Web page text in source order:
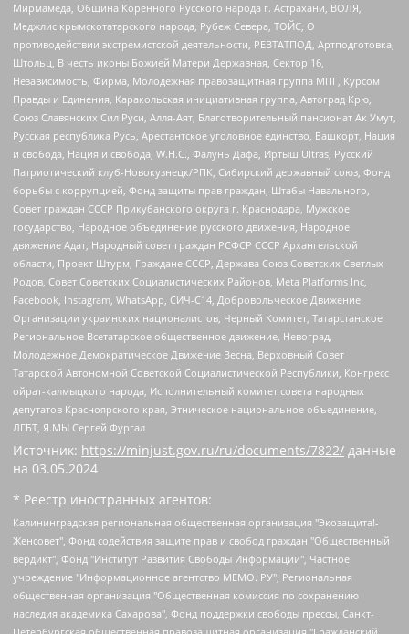
Мирмамеда, Община Коренного Русского народа г. Астрахани, ВОЛЯ,
Меджлис крымскотатарского народа, Рубеж Севера, ТОЙС, О
противодействии экстремистской деятельности, РЕВТАТПОД, Артподготовка,
Штольц, В честь иконы Божией Матери Державная, Сектор 16,
Независимость, Фирма, Молодежная правозащитная группа МПГ, Курсом
Правды и Единения, Каракольская инициативная группа, Автоград Крю,
Союз Славянских Сил Руси, Алля-Аят, Благотворительный пансионат Ак Умут,
Русская республика Русь, Арестантское уголовное единство, Башкорт, Нация
и свобода, Нация и свобода, W.H.С., Фалунь Дафа, Иртыш Ultras, Русский
Патриотический клуб-Новокузнецк/РПК, Сибирский державный союз, Фонд
борьбы с коррупцией, Фонд защиты прав граждан, Штабы Навального,
Совет граждан СССР Прикубанского округа г. Краснодара, Мужское
государство, Народное объединение русского движения, Народное
движение Адат, Народный совет граждан РСФСР СССР Архангельской
области, Проект Штурм, Граждане СССР, Держава Союз Советских Светлых
Родов, Совет Советских Социалистических Районов, Meta Platforms Inc,
Facebook, Instagram, WhatsApp, СИЧ-С14, Добровольческое Движение
Организации украинских националистов, Черный Комитет, Татарстанское
Региональное Всетатарское общественное движение, Невоград,
Молодежное Демократическое Движение Весна, Верховный Совет
Татарской Автономной Советской Социалистической Республики, Конгресс
ойрат-калмыцкого народа, Исполнительный комитет совета народных
депутатов Красноярского края, Этническое национальное объединение,
ЛГБТ, Я.МЫ Сергей Фургал
Источник: https://minjust.gov.ru/ru/documents/7822/ данные
на 03.05.2024
* Реестр иностранных агентов:
Калининградская региональная общественная организация "Экозащита!-Женсовет", Фонд содействия защите прав и свобод граждан "Общественный вердикт", Фонд "Институт Развития Свободы Информации", Частное учреждение "Информационное агентство МЕМО. РУ", Региональная общественная организация "Общественная комиссия по сохранению наследия академика Сахарова", Фонд поддержки свободы прессы, Санкт-Петербургская общественная правозащитная организация "Гражданский контроль", Межрегиональная общественная организация "Информационно-просветительский центр "Мемориал", Региональный Фонд "Центр Защиты Прав Средств Массовой Информации", с 05.12.2023 Фонд "Центр Защиты Прав Средств массовой информации", Региональная общественная благотворительная организация помощи беженцам и мигрантам "Гражданское содействие", Негосударственное образовательное учреждение дополнительного профессионального образования (повышение квалификации) специалистов "АКАДЕМИЯ ПО ПРАВАМ ЧЕЛОВЕКА", Свердловская региональная общественная организация "Сутяжник", Автономная некоммерческая организация "Центр независимых социологических исследований", Союз общественных объединений "Российский исследовательский центр по правам человека", Региональное общественное учреждение научно-информационный центр "МЕМОРИАЛ", Некоммерческая организация "Фонд защиты гласности", Автономная некоммерческая организация "Институт прав человека", Городская общественная организация "Екатеринбургское общество "МЕМОРИАЛ", Городская общественная организация "Рязанское историко-просветительское и правозащитное общество "Мемориал" (Рязанский Мемориал), Челябинский региональный орган общественной самодеятельности – женское общественное объединение "Женщины Евразии", Челябинский региональный орган общественной самодеятельности "Уральская правозащитная группа", Фонд содействия защите здоровья и социальной справедливости имени Андрея Рылькова, Автономная Некоммерческая Организация "Аналитический Центр Юрия Левады", Автономная некоммерческая организация социальной поддержки населения "Проект Апрель", Региональная общественная организация помощи женщинам и детям, находящимся в кризисной ситуации "Информационно-методический центр "Анна", Фонд содействия развитию массовых коммуникаций и правовому просвещению "Так-так-Так", Фонд содействия устойчивому развитию "Серебряная тайга", Свердловский региональный общественный фонд социальных проектов "Новое время", "Idel.Реалии", Кавказ.Реалии, Крым.Реалии, Телеканал Настоящее Время, Татаро-башкирская служба Радио Свобода (Azatliq Radiosi), Радио Свободная Европа/Радио Свобода (PCE/PC), "Сибирь.Реалии", "Фактограф", Благотворительный фонд помощи осужденным и их семьям, Автономная некоммерческая организация "Институт глобализации и социальных движений", Фонд "В защиту прав заключенных", Частное учреждение "Центр поддержки и содействия развитию средств массовой информации", Пензенский региональный общественный благотворительный фонд "Гражданский союз", "Север.Реалии", Некоммерческая организация Фонд "Правовая инициатива", Общество с ограниченной ответственностью "Радио Свободная Европа/Радио Свобода", Чешское информационное агентство "MEDIUM-ORIENT", Красноярская региональная общественная организация "Мы против СПИДа", Камалягин Денис Николаевич, Маркелов Сергей Евгеньевич, Пономарев Лев Александрович, Савицкая Людмила Алексеевна, Автономная некоммерческая организация "Центр по работе с проблемой насилия "НАСИЛИЮ.НЕТ", Межрегиональный профессиональный союз работников здравоохранения "Альянс врачей", Юридическое лицо, зарегистрированное в Латвийской Республике, SIA "Medusa Project" (регистрационный номер 40103797863, дата регистрации 10.06.2014), Некоммерческая организация "Фонд по борьбе с коррупцией", Автономная некоммерческая организация "Институт права и публичной политики", Баданин Роман Сергеевич, Гликин Максим Александрович, Железнова Мария Михайловна, Лукьянова Юлия Сергеевна, Маетная Елизавета Витальевна, Маняхин Петр Борисович, Чуракова Ольга Владимировна, Ярош Юлия Петровна, Юридическое лицо "The Insider SIA", зарегистрированное в Риге, Латвийская Республика (дата регистрации 26.06.2015), являющееся администратором доменного имени интернет-издания "The Insider SIA", https://theins.ru, Постернак Алексей Евгеньевич, Рубин Михаил Аркадьевич, Анин Роман Александрович, Юридическое лицо Istories fonds, зарегистрированное в Латвийской Республике (регистрационный номер 50008295751, дата регистрации 24.02.2020), Великовский Дмитрий Александрович, Долинина Ирина Николаевна, Мароховская Алеся Алексеевна, Шлейнов Роман Юрьевич, Шмагун Олеся Валентиновна, Общество с ограниченной ответственностью "Альтаир 2021", Общество с ограниченной ответственностью "Вега 2021", Общество с ограниченной ответственностью "Главный редактор 2021", Общество с ограниченной ответственностью "Ромашки монолит", Важенков Артем Валерьевич, Ивановская областная общественная организация "Центр гендерных исследований", Гурман Юрий Альбертович, Медиапроект "ОВД-Инфо", Егоров Владимир Владимирович, Жилинский Владимир Александрович, Общество с ограниченной ответственностью "ЗП", Иванова София Юрьевна, Карезина Инна Павловна, Кильтау Екатерина Викторовна, Петров Алексей Викторович, Пискунов Сергей Евгеньевич, Смирнов Сергей Сергеевич, Тихонов Михаил Сергеевич, Общество с ограниченной ответственностью "ЖУРНАЛИСТ-ИНОСТРАННЫЙ АГЕНТ", Арапова Галина Юрьевна, Вольтская Татьяна Анатольевна, Американская компания "Mason G.E.S. Anonymous Foundation" (США), являющаяся владельцем интернет-издания https://mnews.world/, Компания "Stichting Bellingcat", зарегистрированная в Нидерландах (дата регистрации 11.07.2018), Захаров Андрей Вячеславович, Клепиковская Екатерина Дмитриевна, Общество с ограниченной ответственностью "МЕМО", Перл Роман Александрович, Симонов Евгений Алексеевич, Соловьева Елена Анатольевна, Сотников Даниил Владимирович, Сурначева Елизавета Дмитриевна, Автономная некоммерческая организация по защите прав человека и информированию населения "Якутия – Наше Мнение", Общество с ограниченной ответственностью "Москоу диджитал медиа", с 26.01.2023 Общество с ограниченной ответственностью "Чайка Белые сады", Ветошкина Валерия Валерьевна, Заговора Максим Александрович, Межрегиональное общественное движение "Российская ЛГБТ - сеть", Оленичев Максим Владимирович, Павлов Иван Юрьевич, Скворцова Елена Сергеевна, Общество с ограниченной ответственностью "Как бы инагент", Кочетков Игорь Викторович, Общество с ограниченной ответственностью "Честные выборы", Еланчик Олег Александрович, Общество с ограниченной ответственностью "Нобелевский призыв", Гималова Регина Эмилевна, Григорьев Андрей Валерьевич, Григорьева Алина Александровна, Ассоциация по содействию защите прав призывников, альтернативнослужащих и военнослужащих "Правозащитная группа "Гражданин.Армия.Право", Хисамова Регина Фаритовна, Автономная некоммерческая организация по реализации социально-правовых программ "Лилит", Дальневосточное общественное движение "Маяк", Санкт-Петербургская ЛГБТ-инициативная группа "Выход", Инициативная группа ЛГБТ+ "Реверс", Алексеев Андрей Викторович, Бекбулатова Таисия Львовна, Беляев Иван Михайлович, Владыкина Елена Сергеевна, Гельман Марат Александрович, Никульшина Вероника Юрьевна, Толоконникова Надежда Андреевна, Шендерович Виктор Анатольевич, Общество с ограниченной ответственностью "Данное сообщение", Общество с ограниченной ответственностью Издательский дом "Новая глава", Айнбиндер Александра Александровна, Московский комьюнити-центр для ЛГБТ+инициатив, Благотворительный фонд развития филантропии, Deutsche Welle (Германия, Kurt-Schumacher-Strasse 3, 53113 Bonn), Борзунова Мария Михайловна, Воробьев Виктор Викторович, Голубева Анна Львовна, Константинова Алла Михайловна, Малкова Ирина Владимировна, Мурадов Мурад Абдулгалимович, Осетинская Елизавета Николаевна, Понасенков Евгений Николаевич, Ганапольский Матвей Юрьевич, Киселев Евгений Алексеевич, Борухович Ирина Григорьевна, Дремин Иван Тимофеевич, Дубровский Дмитрий Викторович, Красноярская региональная общественная организация поддержки и развития альтернативных образовательных технологий и межкультурных коммуникаций "ИНТЕРРА", Маяковская Екатерина Алексеевна, Фейгин Марк Захарович, Филимонов Андрей Викторович, Дзугкоева Регина Николаевна, Доброхотов Роман Александрович, Дудь Юрий Александрович, Елкин Сергей Владимирович, Кругликов Кирилл Игоревич, Сабунаева Мария Леонидовна, Семенов Алексей Владимирович, Шаинян Карен Багратович, Шульман Екатерина Михайловна, Асафьев Артур Валерьевич, Вахштайн Виктор Семенович, Венедиктов Алексей Алексеевич, Лушникова Екатерина Евгеньевна, Волков Леонид Михайлович, Невзоров Александр Глебович, Пархоменко Сергей Борисович, Сироткин Ярослав Николаевич, Кара-Мурза Владимир Владимирович, Баранова Наталья Владимировна, Гозман Леонид Яковлевич, Кагарлицкий Борис Юльевич, Климарев Михаил Валерьевич, Милов Владимир Станиславович, Автономная некоммерческая организация Краснодарский центр современного искусства "Типография", Моргенштерн Алишер Тагирович, Соболь Любовь Эдуардовна, Общество с ограниченной ответственностью "ЛИЗА НОРМ", Каспаров Гарри Кимович, Ходорковский Михаил Борисович, Общество с ограниченной ответственностью "Апрельские тезисы", Данилович Ирина Брониславовна, Кашин Олег Владимирович, Петров Николай Владимирович, Пивоваров Алексей Владимирович, Соколов Михаил Владимирович, Цветкова Юлия Владимировна, Чичваркин Евгений Александрович, Комитет против пыток/Команда против пыток, Общество с ограниченной ответственностью "Первый научный", Общество с ограниченной ответственностью "Вертолет и ко", Белоцерковская Вероника Борисовна, Кац Максим Евгеньевич, Лазарева Татьяна Юрьевна, Шаведдинов Руслан Табризович, Яшин Илья Валерьевич, Общество с ограниченной ответственностью "Иноагент ААВ", Алешковский Дмитрий Петрович, Альбац Евгения Марковна, Быков Дмитрий Львович, Галямина Юлия Евгеньевна, Лойко Сергей Леонидович, Мартынов Кирилл Константинович, Медведев Сергей Александрович, Крашенинников Федор Геннадиевич, Гордеева Катерина Вл